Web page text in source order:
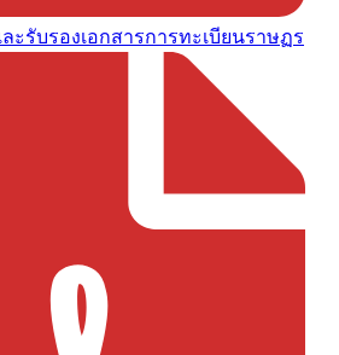
ะรับรองเอกสารการทะเบียนราษฏร